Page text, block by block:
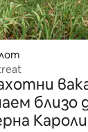
близо